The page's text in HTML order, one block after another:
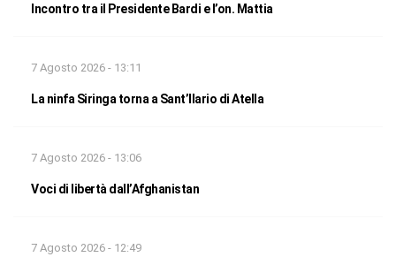
Incontro tra il Presidente Bardi e l’on. Mattia
7 Agosto 2026 - 13:11
La ninfa Siringa torna a Sant’Ilario di Atella
7 Agosto 2026 - 13:06
Voci di libertà dall’Afghanistan
7 Agosto 2026 - 12:49